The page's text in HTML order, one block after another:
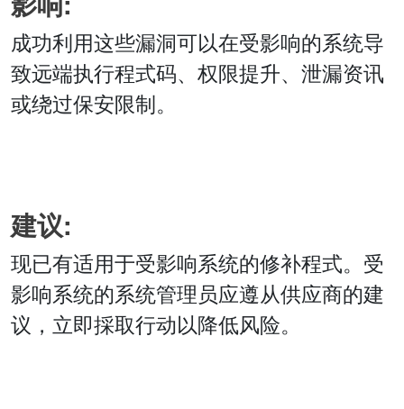
成功利用这些漏洞可以在受影响的系统导
致远端执行程式码、权限提升、泄漏资讯
或绕过保安限制。
建议:
现已有适用于受影响系统的修补程式。受
影响系统的系统管理员应遵从供应商的建
议，立即採取行动以降低风险。